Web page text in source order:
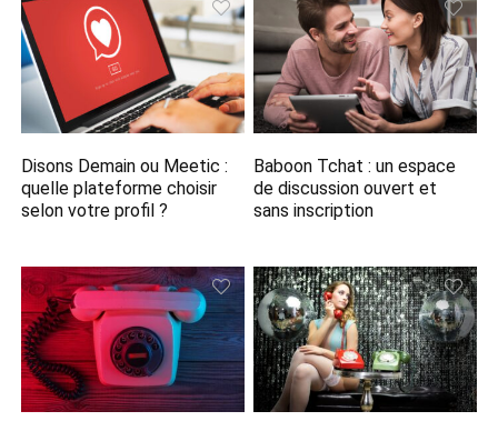
Disons Demain ou Meetic :
quelle plateforme choisir
selon votre profil ?
Baboon Tchat : un espace
de discussion ouvert et
sans inscription